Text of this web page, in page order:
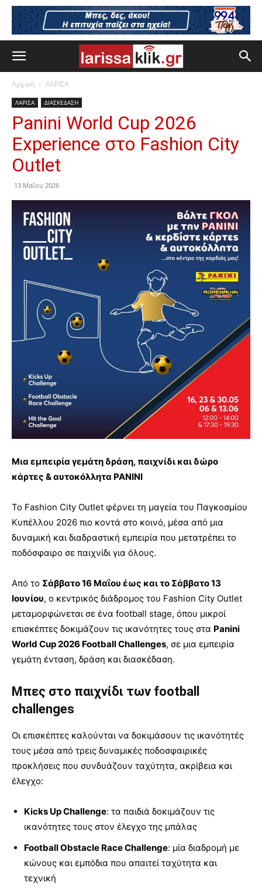
Αρχική ΛΑΡΙΣΑ
ΛΑΡΙΣΑ ΔΙΑΣΚΕΔΑΣΗ
Panini World Cup 2026
Experience στο Fashion City
Outlet
13 Μαΐου 2026
Μια εμπειρία γεμάτη δράση, παιχνίδι και δώρο
κάρτες & αυτοκόλλητα PANINI
Το Fashion City Outlet φέρνει τη μαγεία του Παγκοσμίου
Κυπέλλου 2026 πιο κοντά στο κοινό, μέσα από μια
δυναμική και διαδραστική εμπειρία που μετατρέπει το
ποδόσφαιρο σε παιχνίδι για όλους.
Από το Σάββατο 16 Μαΐου έως και το Σάββατο 13
Ιουνίου, ο κεντρικός διάδρομος του Fashion City Outlet
μεταμορφώνεται σε ένα football stage, όπου μικροί
επισκέπτες δοκιμάζουν τις ικανότητες τους στα Panini
World Cup 2026 Football Challenges, σε μια εμπειρία
γεμάτη ένταση, δράση και διασκέδαση.
Μπες στο παιχνίδι των football
challenges
Οι επισκέπτες καλούνται να δοκιμάσουν τις ικανότητές
τους μέσα από τρεις δυναμικές ποδοσφαιρικές
προκλήσεις που συνδυάζουν ταχύτητα, ακρίβεια και
έλεγχο:
Kicks Up Challenge: τα παιδιά δοκιμάζουν τις
ικανότητες τους στον έλεγχο της μπάλας
Football Obstacle Race Challenge: μία διαδρομή με
κώνους και εμπόδια που απαιτεί ταχύτητα και
τεχνική